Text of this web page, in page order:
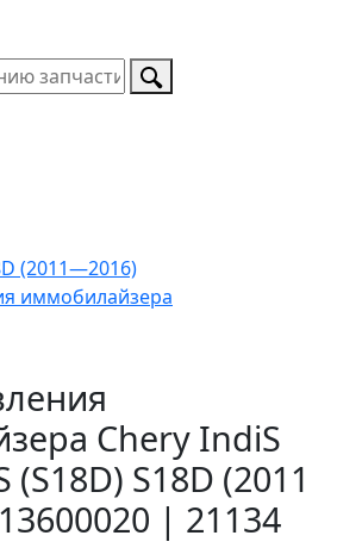
(2011—2016)
иммобилайзера
Chery IndiS
(S18D) S18D (2011
| 21134